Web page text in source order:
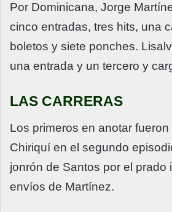
Por Dominicana, Jorge
cinco entradas, tres hits, una
boletos y siete ponches.
una entrada y un tercero y
LAS CARRERAS
Los primeros en anotar
Chiriquí en el segundo
jonrón de Santos por el prado
envíos de Martínez.